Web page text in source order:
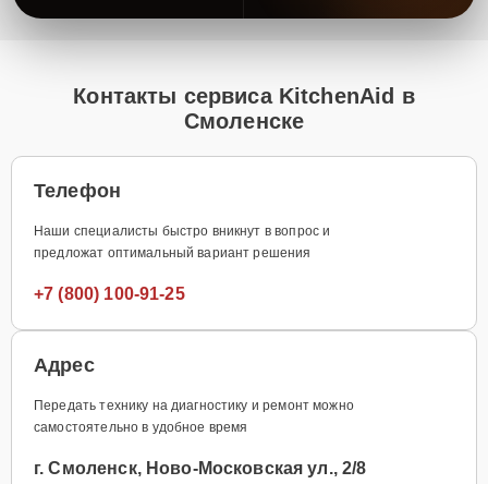
Контакты сервиса KitchenAid в
Смоленске
Телефон
Наши специалисты быстро вникнут в вопрос и
предложат оптимальный вариант решения
+7 (800) 100-91-25
Адрес
Передать технику на диагностику и ремонт можно
самостоятельно в удобное время
г. Смоленск, Ново-Московская ул., 2/8